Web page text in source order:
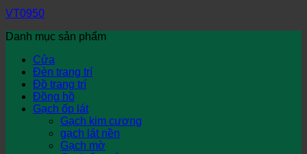
VT0950
Danh mục sản phẩm
Cửa
Đèn trang trí
Đồ trang trí
Đồng hồ
Gạch ốp lát
Gạch kim cương
gạch lát nền
Gạch mờ